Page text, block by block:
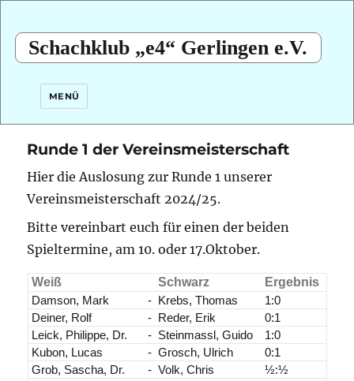
Schachklub „e4“ Gerlingen e.V.
MENÜ
Runde 1 der Vereinsmeisterschaft
Hier die Auslosung zur Runde 1 unserer
Vereinsmeisterschaft 2024/25.
Bitte vereinbart euch für einen der beiden
Spieltermine, am 10. oder 17.Oktober.
Weiß Schwarz
Ergebnis
Damson, Mark
- Krebs, Thomas
1:0
Deiner, Rolf
- Reder, Erik
0:1
Leick, Philippe, Dr.
- Steinmassl, Guido
1:0
Kubon, Lucas
- Grosch, Ulrich
0:1
Grob, Sascha, Dr.
- Volk, Chris
½:½